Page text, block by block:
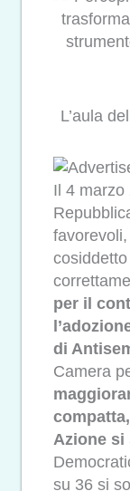
L’aula
Il 4 marzo
per il
di
Camera
Azione si
su 36 si